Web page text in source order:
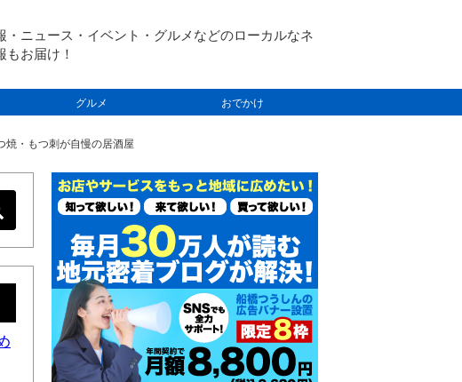
ニュース・イベント・グルメなどのローカルなネ
お届け！
グルメ おでかけ
焼・もつ刺が自慢の居酒屋